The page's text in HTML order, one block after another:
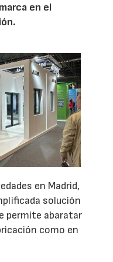
en el
en Madrid,
solución
permite abaratar
como en